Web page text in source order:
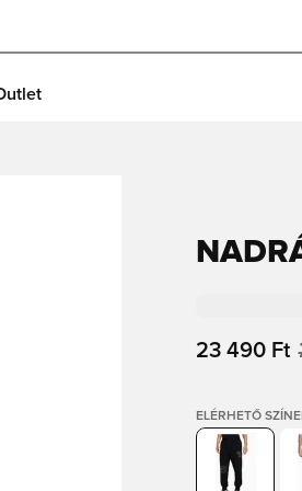
23 490 Ft
ELÉRHETŐ